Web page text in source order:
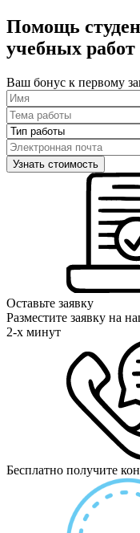
Помощь
учебных
Ваш бонус к первому
Оставьте заявку
Разместите заявку на
2-х минут
Бесплатно получите